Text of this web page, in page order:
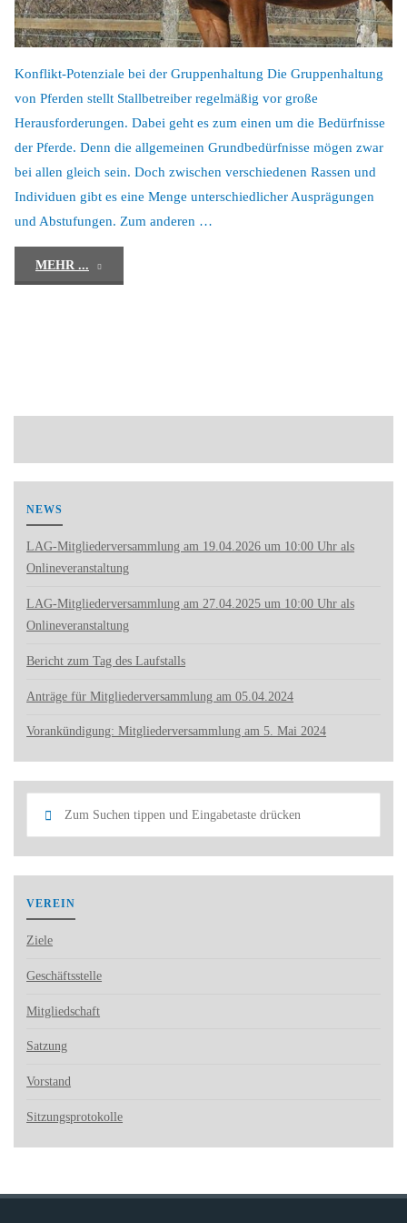
Konflikt-Potenziale bei der Gruppenhaltung Die Gruppenhaltung
von Pferden stellt Stallbetreiber regelmäßig vor große
Herausforderungen. Dabei geht es zum einen um die Bedürfnisse
der Pferde. Denn die allgemeinen Grundbedürfnisse mögen zwar
bei allen gleich sein. Doch zwischen verschiedenen Rassen und
Individuen gibt es eine Menge unterschiedlicher Ausprägungen
und Abstufungen. Zum anderen …
MEHR ...
NEWS
LAG-Mitgliederversammlung am 19.04.2026 um 10:00 Uhr als
Onlineveranstaltung
LAG-Mitgliederversammlung am 27.04.2025 um 10:00 Uhr als
Onlineveranstaltung
Bericht zum Tag des Laufstalls
Anträge für Mitgliederversammlung am 05.04.2024
Vorankündigung: Mitgliederversammlung am 5. Mai 2024
Suchen
VEREIN
Ziele
Geschäftsstelle
Mitgliedschaft
Satzung
Vorstand
Sitzungsprotokolle